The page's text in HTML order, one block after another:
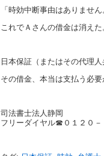
「時効中断事由はありませ
これでＡさんの借金は消えた
日本保証（またはその代理
その借金、本当は支払う必要
司法書士法人静岡
フリーダイヤル☎０１２０－